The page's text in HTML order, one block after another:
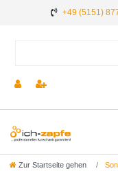
+49 (5151)
Zur Startseite gehen